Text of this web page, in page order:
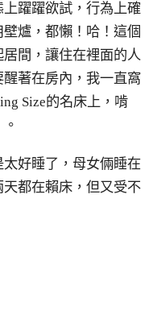
躍躍欲試，行為上確
爐，都懶！哈！這個
間，讓住在裡面的人
著在房內，我一直窩
Size的名床上，啃
好睡了，母女倆睡在
都在賴床，但又受不